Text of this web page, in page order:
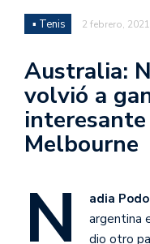
▪ Tenis 2 febrero, 2021
Australia:
volvió a
Melbourne
N adia
argentina
dio otro